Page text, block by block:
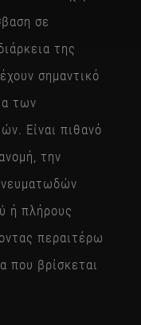
σε
της
σημαντικό
των
Είναι πιθανό
την
ή πλήρους
περαιτέρω
που βρίσκεται